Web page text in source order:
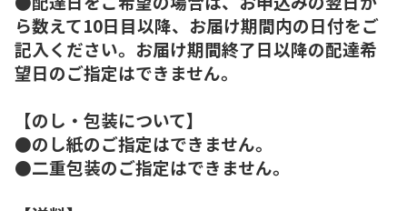
ら数えて10日目以降、お届け期間内の日付をご
記入ください。お届け期間終了日以降の配達希
望日のご指定はできません。
【のし・包装について】
●のし紙のご指定はできません。
●二重包装のご指定はできません。